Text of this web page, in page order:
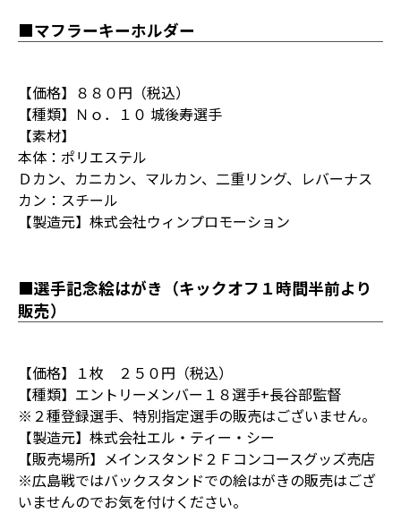
■マフラーキーホルダー
【価格】８８０円（税込）
【種類】Ｎｏ．１０ 城後寿選手
【素材】
本体：ポリエステル
Ｄカン、カニカン、マルカン、二重リング、レバーナス
カン：スチール
【製造元】株式会社ウィンプロモーション
■選手記念絵はがき（キックオフ１時間半前より
販売）
【価格】１枚 ２５０円（税込）
【種類】エントリーメンバー１８選手+長谷部監督
※２種登録選手、特別指定選手の販売はございません。
【製造元】株式会社エル・ティー・シー
【販売場所】メインスタンド２Ｆコンコースグッズ売店
※広島戦ではバックスタンドでの絵はがきの販売はござ
いませんのでお気を付けください。